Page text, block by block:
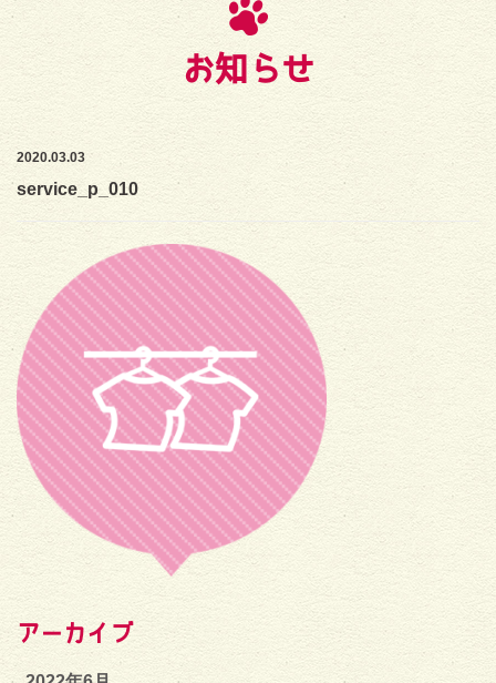
お知らせ
2020.03.03
service_p_010
アーカイブ